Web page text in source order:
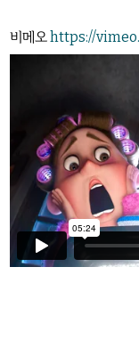
비메오https://